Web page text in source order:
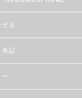
る
記